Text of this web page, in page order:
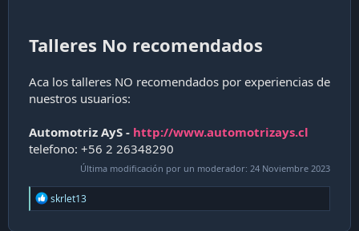
Talleres No recomendados
Aca los talleres NO recomendados por experiencias de
nuestros usuarios:
Automotriz AyS - http://www.automotrizays.cl
telefono: +56 2 26348290
Última modificación por un moderador: 24 Noviembre 2023
R
e
skrlet13